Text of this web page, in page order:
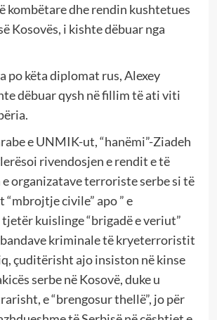
kombëtare dhe rendin kushtetues
Kosovës, i kishte dëbuar nga
po këta diplomat rus, Alexey
dëbuar qysh në fillim të ati viti
e UNMIK-ut, “hanëmi”-Ziadeh
rivendosjen e rendit e të
organizatave terroriste serbe si të
civile” apo ” e
kuislinge “brigadë e veriut”
kriminale të kryeterroristit
çuditërisht ajo insiston në kinse
serbe në Kosovë, duke u
e “brengosur thellë”, jo për